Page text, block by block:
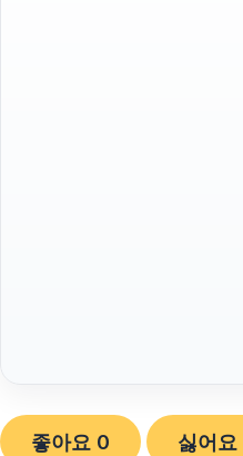
좋아요 0 싫어요